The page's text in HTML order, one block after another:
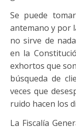
Se puede
antemano y por
no sirve de
en la
exhortos que
búsqueda de
veces que
ruido hacen los
La Fiscalía